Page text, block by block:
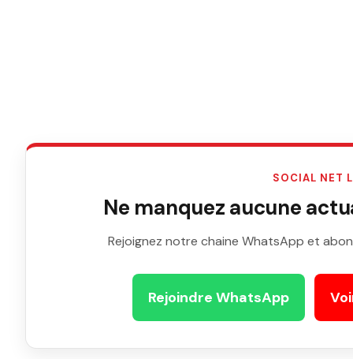
SOCIAL NET
Ne manquez aucune
Rejoignez notre chaine WhatsApp et
Rejoindre WhatsApp